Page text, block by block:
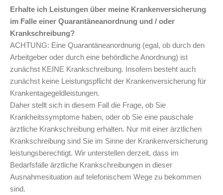
Erhalte ich Leistungen über meine Krankenversicherung
im Falle einer Quarantäneanordnung und / oder
Krankschreibung?
ACHTUNG: Eine Quarantäneanordnung (egal, ob durch den
Arbeitgeber oder durch eine behördliche Anordnung) ist
zunächst KEINE Krankschreibung. Insofern besteht auch
zunächst keine Leistungspflicht der Krankenversicherung für
Krankentagegeldleistungen.
Daher stellt sich in diesem Fall die Frage, ob Sie
Krankheitssymptome haben, oder ob Sie eine pauschale
ärztliche Krankschreibung erhalten. Nur mit einer ärztlichen
Krankschreibung sind Sie im Sinne der Krankenversicherung
leistungsberechtigt. Wir unterstellen derzeit, dass im
Bedarfsfalle ärztliche Krankschreibungen in dieser
Ausnahmesituation auf telefonischem Wege zu bekommen
sind.